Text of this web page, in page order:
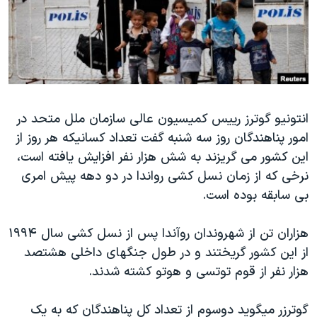
فرهنگ و زندگی
حقوق شهروندی
اقتصادی
اسرائیل در جنگ
گالری عکس
آرشیو پخش زنده
مستندها
انتخابات ریاست جمهوری آمریکا ۲۰۲۴
حمله جمهوری اسلامی به اسرائیل
ورزش زنان در ایران
اعتراضات زن، زندگی، آزادی
مجموعه مستندهای دادخواهی
تریبونال مردمی آبان ۹۸
چهل سال گروگان‌گیری
قانون شفافیت دارائی کادر رهبری ایران
دنبال کنید
زبانهای مختلف
انتونیو گوترز رییس کمیسیون عالی سازمان ملل متحد در
امور پناهندگان روز سه شنبه گفت تعداد کسانیکه هر روز از
این کشور می گریزند به شش هزار نفر افزایش یافته است،
نرخی که از زمان نسل کشی رواندا در دو دهه پیش امری
بی سابقه بوده است.
هزاران تن از شهروندان روآندا پس از نسل کشی سال ۱۹۹۴
از این کشور گریختند و در طول جنگهای داخلی هشتصد
هزار نفر از قوم توتسی و هوتو کشته شدند.
گوترزر میگوید دوسوم از تعداد کل پناهندگان که به یک